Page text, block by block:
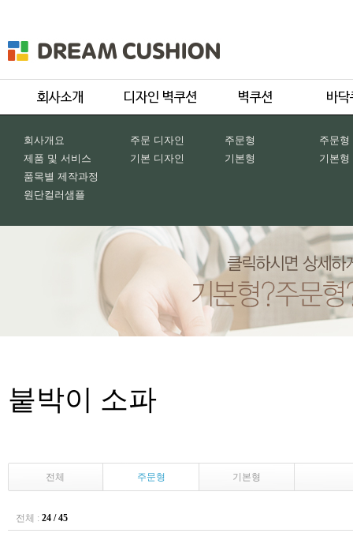
회사개요
제품 및 서비스
품목별 제작과정
원단컬러샘플
주문 디자인
기본 디자인
주문형
기본형
주문형
기본형
붙박이 소파
전체 주문형 기본형
전체 : 24 / 45